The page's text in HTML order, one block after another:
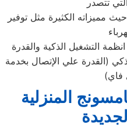
تتصدر
مميزاته الكثيرة مثل توفير
التشغيل الذكية والقدرة
(القدرة علي الإتصال بخدمة
فاي)
المنزلية